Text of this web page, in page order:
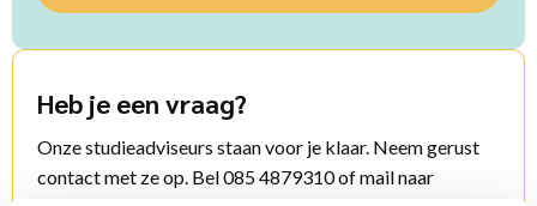
Heb je een vraag?
Onze studieadviseurs staan voor je klaar. Neem gerust
contact met ze op. Bel 085 4879310 of mail naar